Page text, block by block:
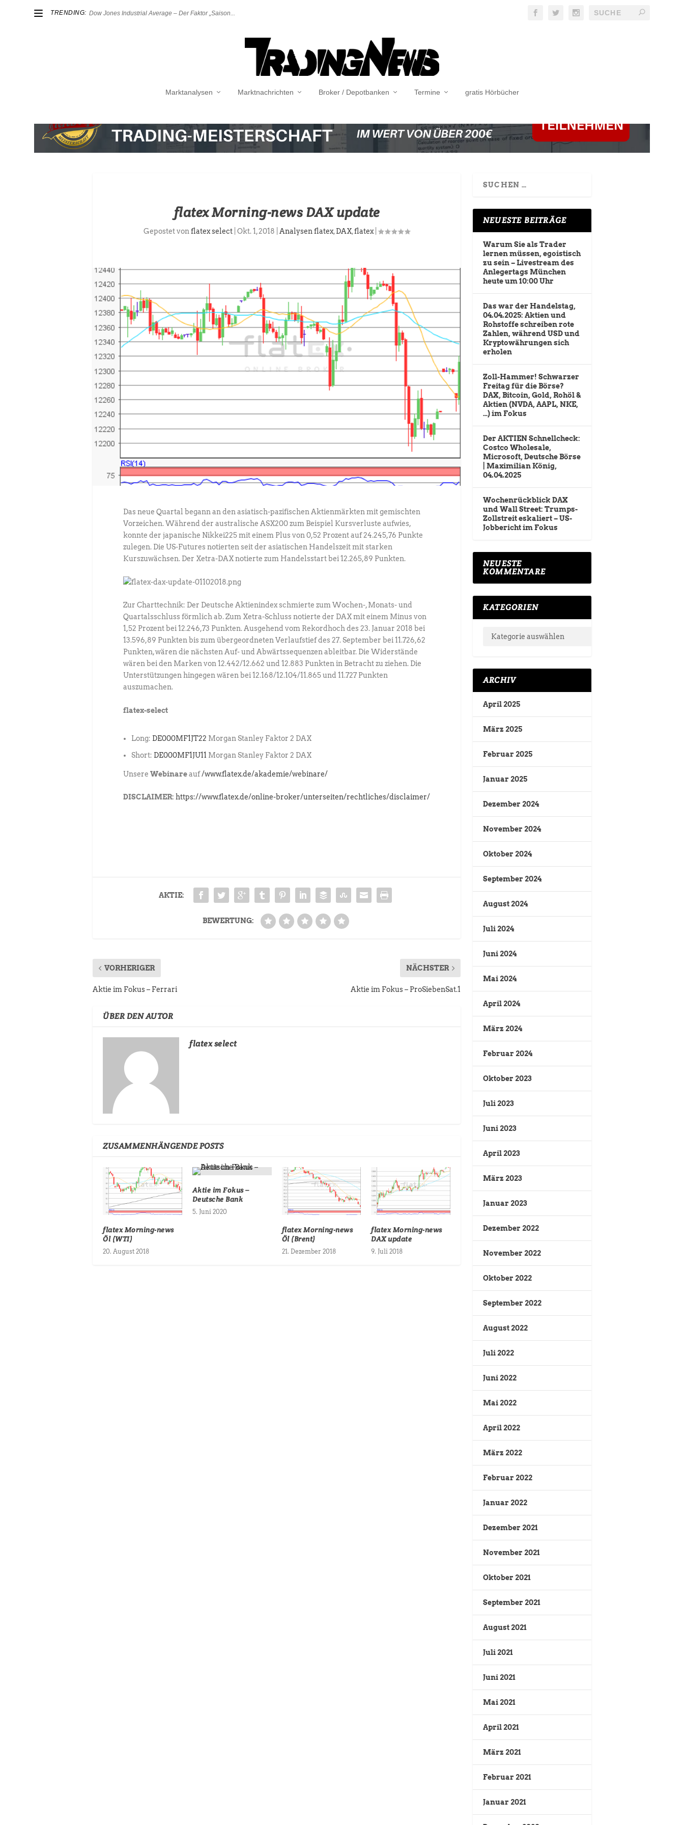
TRENDING: Dow Jones Industrial Average – Der Faktor „Saison...
Marktanalysen Marktnachrichten Broker / Depotbanken Termine gratis Hörbücher
flatex Morning-news DAX update
Gepostet von flatex select Okt. 1, 2018 Analysen flatex,DAX,flatex
Das neue Quartal begann an den asiatisch-pazifischen Aktienmärkten mit gemischten
Vorzeichen. Während der australische ASX200 zum Beispiel Kursverluste aufwies,
konnte der japanische Nikkei225 mit einem Plus von 0,52 Prozent auf 24.245,76 Punkte
zulegen. Die US-Futures notierten seit der asiatischen Handelszeit mit starken
Kurszuwächsen. Der Xetra-DAX notierte zum Handelsstart bei 12.265,89 Punkten.
Zur Charttechnik: Der Deutsche Aktienindex schmierte zum Wochen-, Monats- und
Quartalsschluss förmlich ab. Zum Xetra-Schluss notierte der DAX mit einem Minus von
1,52 Prozent bei 12.246,73 Punkten. Ausgehend vom Rekordhoch des 23. Januar 2018 bei
13.596,89 Punkten bis zum übergeordneten Verlaufstief des 27. September bei 11.726,62
Punkten, wären die nächsten Auf- und Abwärtssequenzen ableitbar. Die Widerstände
wären bei den Marken von 12.442/12.662 und 12.883 Punkten in Betracht zu ziehen. Die
Unterstützungen hingegen wären bei 12.168/12.104/11.865 und 11.727 Punkten
auszumachen.
flatex-select
Long: DE000MF1JT22 Morgan Stanley Faktor 2 DAX
Short: DE000MF1JU11 Morgan Stanley Faktor 2 DAX
Unsere Webinareauf/www.flatex.de/akademie/webinare/
DISCLAIMER: https://www.flatex.de/online-broker/unterseiten/rechtliches/disclaimer/
AKTIE:
BEWERTUNG:
VORHERIGER
Aktie im Fokus – Ferrari
NÄCHSTER
Aktie im Fokus – ProSiebenSat.1
ÜBER DEN AUTOR
flatex select
ZUSAMMENHÄNGENDE POSTS
flatex Morning-news
Öl (WTI)
20. August 2018
Aktie im Fokus –
Deutsche Bank
5. Juni 2020
flatex Morning-news
Öl (Brent)
21. Dezember 2018
flatex Morning-news
DAX update
9. Juli 2018
NEUESTE BEITRÄGE
Warum Sie als Trader
lernen müssen, egoistisch
zu sein – Livestream des
Anlegertags München
heute um 10:00 Uhr
Das war der Handelstag,
04.04.2025: Aktien und
Rohstoffe schreiben rote
Zahlen, während USD und
Kryptowährungen sich
erholen
Zoll-Hammer! Schwarzer
Freitag für die Börse?
DAX, Bitcoin, Gold, Rohöl &
Aktien (NVDA, AAPL, NKE,
…) im Fokus
Der AKTIEN Schnellcheck:
Costco Wholesale,
Microsoft, Deutsche Börse
| Maximilian König,
04.04.2025
Wochenrückblick DAX
und Wall Street: Trumps-
Zollstreit eskaliert – US-
Jobbericht im Fokus
NEUESTE
KOMMENTARE
KATEGORIEN
ARCHIV
April 2025
März 2025
Februar 2025
Januar 2025
Dezember 2024
November 2024
Oktober 2024
September 2024
August 2024
Juli 2024
Juni 2024
Mai 2024
April 2024
März 2024
Februar 2024
Oktober 2023
Juli 2023
Juni 2023
April 2023
März 2023
Januar 2023
Dezember 2022
November 2022
Oktober 2022
September 2022
August 2022
Juli 2022
Juni 2022
Mai 2022
April 2022
März 2022
Februar 2022
Januar 2022
Dezember 2021
November 2021
Oktober 2021
September 2021
August 2021
Juli 2021
Juni 2021
Mai 2021
April 2021
März 2021
Februar 2021
Januar 2021